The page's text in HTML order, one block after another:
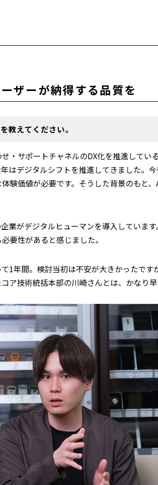
ザーが納得する品質を
教えてください。
・サポートチャネルのDX化を推進してい
はデジタルシフトを推進してきました。
験価値が必要です。そうした背景のもと
業がデジタルヒューマンを導入していま
要性があると感じました。
1年間。検討当初は不安が大きかったで
ア技術統括本部の川崎さんとは、かなり早